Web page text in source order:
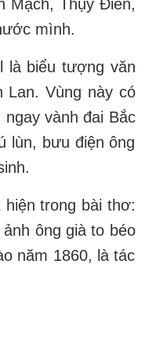
Mạch, Thụy Điển,
mình.
là biểu tượng văn
Lan. Vùng này có
vành đai Bắc
lùn, bưu điện ông
hiện trong bài thơ:
ông già to béo
năm 1860, là tác